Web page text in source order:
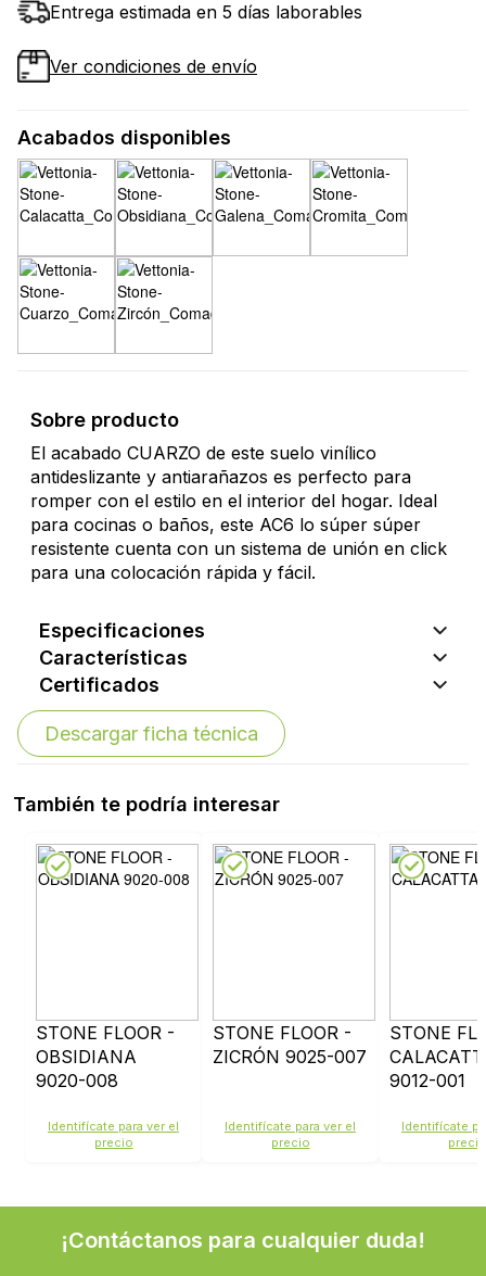
Entrega estimada en 5 días laborables
Ver condiciones de envío
Acabados disponibles
Sobre producto
El acabado CUARZO de este suelo vinílico
antideslizante y antiarañazos es perfecto para
romper con el estilo en el interior del hogar. Ideal
para cocinas o baños, este AC6 lo súper súper
resistente cuenta con un sistema de unión en click
para una colocación rápida y fácil.
Especificaciones
Características
Certificados
Descargar ficha técnica
También te podría interesar
STONE FLOOR -
OBSIDIANA
9020-008
Identifícate para ver el
precio
STONE FLOOR -
ZICRÓN 9025-007
Identifícate para ver el
precio
STONE
9012-001
Identifícate
precio
¡Contáctanos para cualquier duda!